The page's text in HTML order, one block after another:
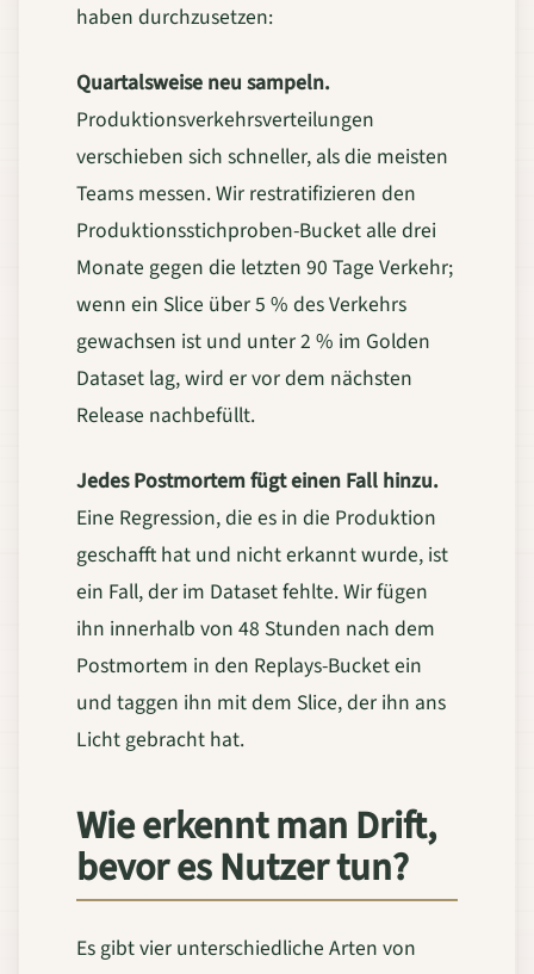
haben durchzusetzen:
Quartalsweise neu sampeln.
Produktionsverkehrsverteilungen
verschieben sich schneller, als die meisten
Teams messen. Wir restratifizieren den
Produktionsstichproben-Bucket alle drei
Monate gegen die letzten 90 Tage Verkehr;
wenn ein Slice über 5 % des Verkehrs
gewachsen ist und unter 2 % im Golden
Dataset lag, wird er vor dem nächsten
Release nachbefüllt.
Jedes Postmortem fügt einen Fall hinzu.
Eine Regression, die es in die Produktion
geschafft hat und nicht erkannt wurde, ist
ein Fall, der im Dataset fehlte. Wir fügen
ihn innerhalb von 48 Stunden nach dem
Postmortem in den Replays-Bucket ein
und taggen ihn mit dem Slice, der ihn ans
Licht gebracht hat.
Wie erkennt man Drift,
bevor es Nutzer tun?
Es gibt vier unterschiedliche Arten von